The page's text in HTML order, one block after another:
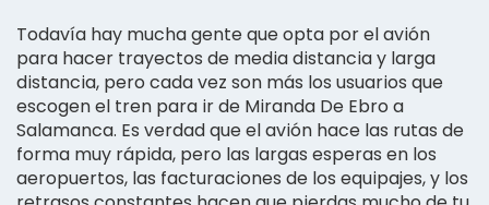
Todavía hay mucha gente que opta por el avión
para hacer trayectos de media distancia y larga
distancia, pero cada vez son más los usuarios que
escogen el tren para ir de Miranda De Ebro a
Salamanca. Es verdad que el avión hace las rutas de
forma muy rápida, pero las largas esperas en los
aeropuertos, las facturaciones de los equipajes, y los